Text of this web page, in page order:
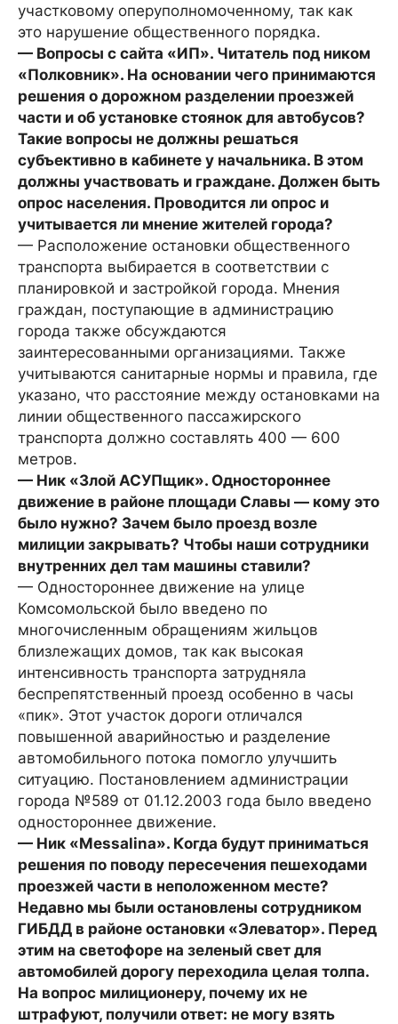
участковому оперуполномоченному, так как
это нарушение общественного порядка.
— Вопросы с сайта «ИП». Читатель под ником
«Полковник». На основании чего принимаются
решения о дорожном разделении проезжей
части и об установке стоянок для автобусов?
Такие вопросы не должны решаться
субъективно в кабинете у начальника. В этом
должны участвовать и граждане. Должен быть
опрос населения. Проводится ли опрос и
учитывается ли мнение жителей города?
— Расположение остановки общественного
транспорта выбирается в соответствии с
планировкой и застройкой города. Мнения
граждан, поступающие в администрацию
города также обсуждаются
заинтересованными организациями. Также
учитываются санитарные нормы и правила, где
указано, что расстояние между остановками на
линии общественного пассажирского
транспорта должно составлять 400 — 600
метров.
— Ник «Злой АСУПщик». Одностороннее
движение в районе площади Славы — кому это
было нужно? Зачем было проезд возле
милиции закрывать? Чтобы наши сотрудники
внутренних дел там машины ставили?
— Одностороннее движение на улице
Комсомольской было введено по
многочисленным обращениям жильцов
близлежащих домов, так как высокая
интенсивность транспорта затрудняла
беспрепятственный проезд особенно в часы
«пик». Этот участок дороги отличался
повышенной аварийностью и разделение
автомобильного потока помогло улучшить
ситуацию. Постановлением администрации
города №589 от 01.12.2003 года было введено
одностороннее движение.
— Ник «Messalina». Когда будут приниматься
решения по поводу пересечения пешеходами
проезжей части в неположенном месте?
Недавно мы были остановлены сотрудником
ГИБДД в районе остановки «Элеватор». Перед
этим на светофоре на зеленый свет для
автомобилей дорогу переходила целая толпа.
На вопрос милиционеру, почему их не
штрафуют, получили ответ: не могу взять